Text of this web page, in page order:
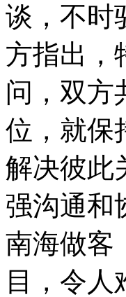
谈，不时
方指出，
问，双方
位，就保
解决彼此
强沟通和
南海做客
目，令